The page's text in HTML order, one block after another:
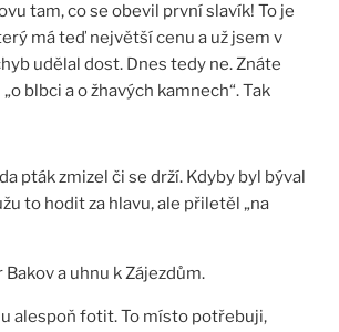
tam, co se obevil první slavík! To je
má teď největší cenu a už jsem v
udělal dost. Dnes tedy ne. Znáte
blbci a o žhavých kamnech“. Tak
pták zmizel či se drží. Kdyby byl býval
to hodit za hlavu, ale přiletěl „na
a uhnu k Zájezdům.
alespoň fotit. To místo potřebuji,